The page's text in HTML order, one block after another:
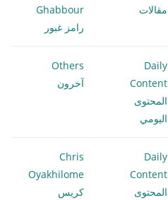
مقالات
Ghabbour
رامز غبور
Daily
Content
المحتوى
اليومي
Others
آخرون
Daily
Content
المحتوى
Chris
Oyakhilome
كريس